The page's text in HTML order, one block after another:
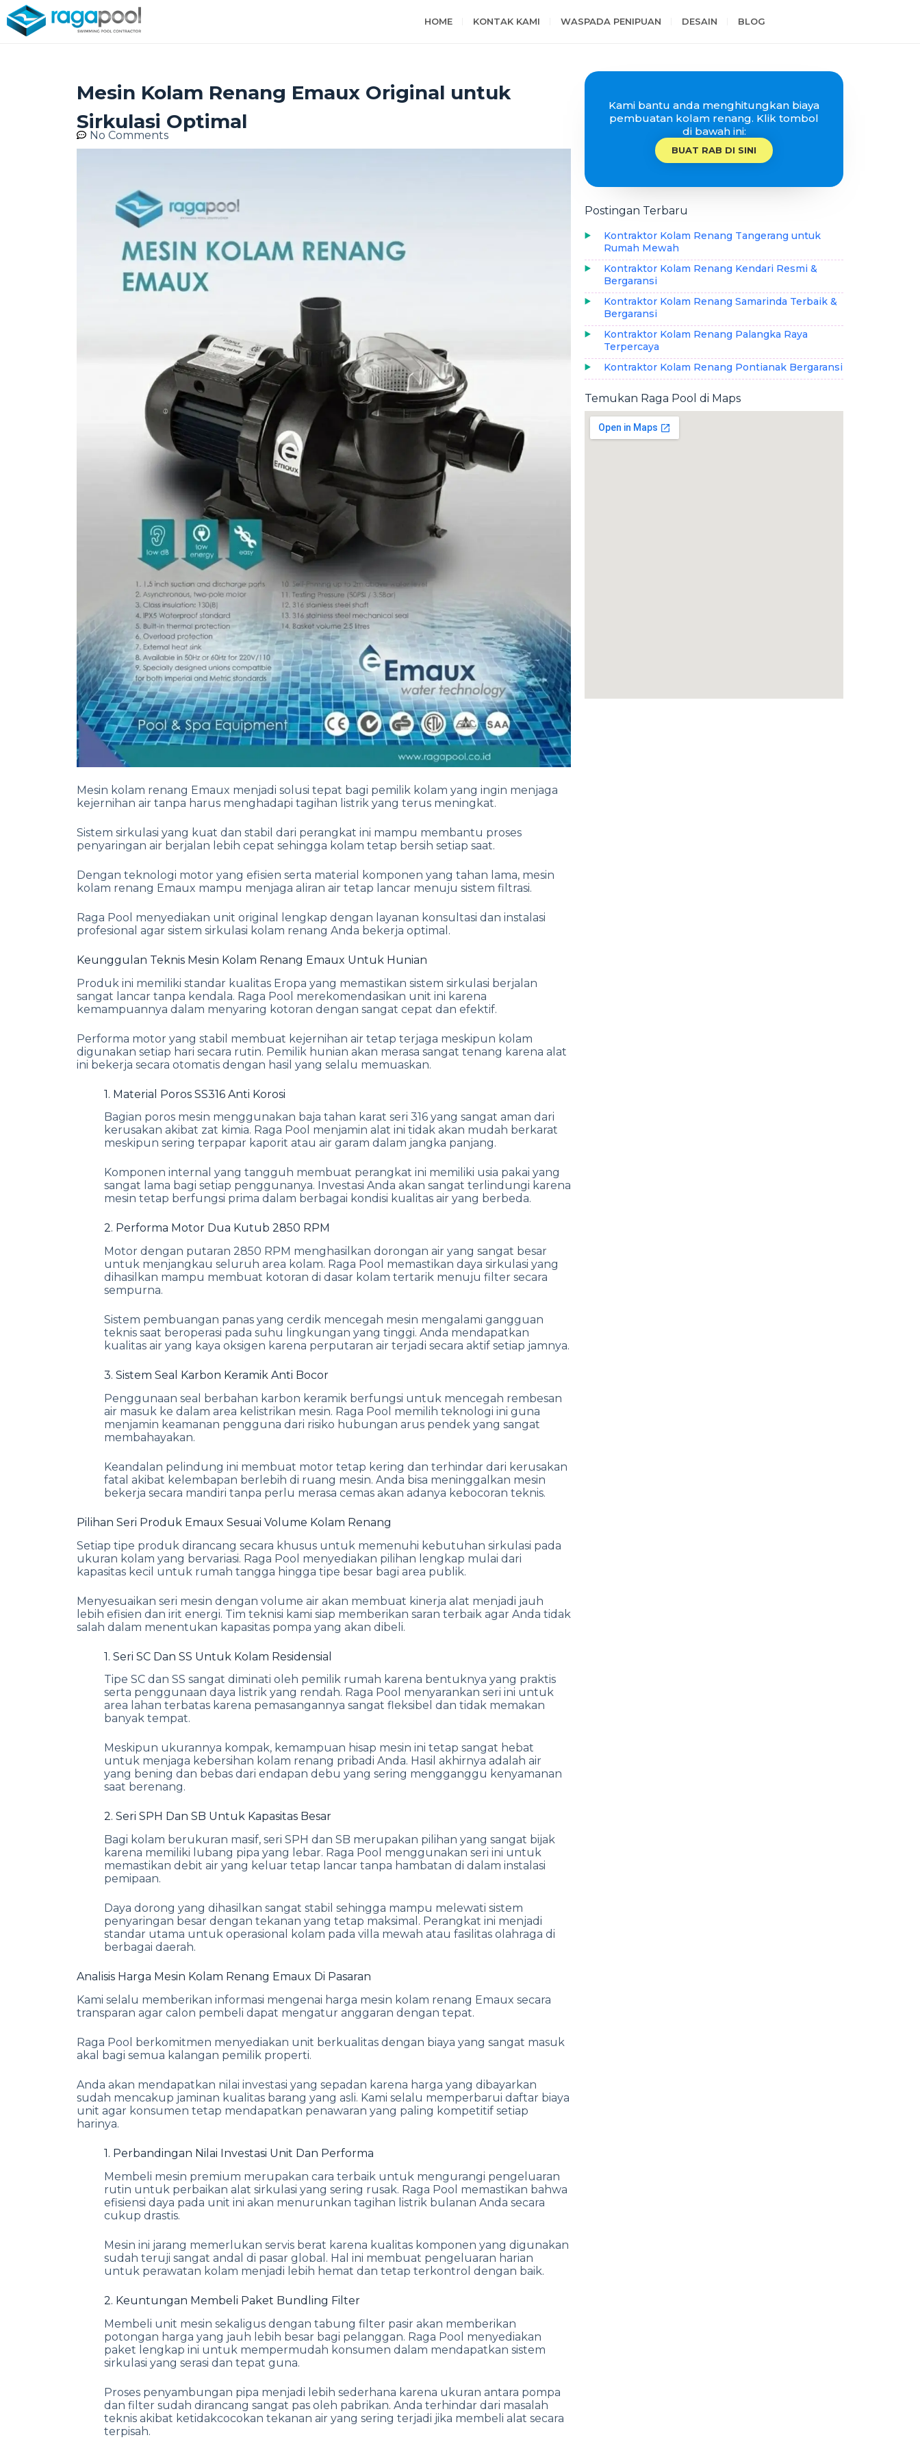
HOME KONTAK KAMI WASPADA PENIPUAN DESAIN BLOG
Mesin Kolam Renang Emaux Original untuk
Sirkulasi Optimal
No Comments
Mesin kolam renang Emaux menjadi solusi tepat bagi pemilik kolam yang ingin menjaga
kejernihan air tanpa harus menghadapi tagihan listrik yang terus meningkat.
Sistem sirkulasi yang kuat dan stabil dari perangkat ini mampu membantu proses
penyaringan air berjalan lebih cepat sehingga kolam tetap bersih setiap saat.
Dengan teknologi motor yang efisien serta material komponen yang tahan lama, mesin
kolam renang Emaux mampu menjaga aliran air tetap lancar menuju sistem filtrasi.
Raga Pool menyediakan unit original lengkap dengan layanan konsultasi dan instalasi
profesional agar sistem sirkulasi kolam renang Anda bekerja optimal.
Keunggulan Teknis Mesin Kolam Renang Emaux Untuk Hunian
Produk ini memiliki standar kualitas Eropa yang memastikan sistem sirkulasi berjalan
sangat lancar tanpa kendala. Raga Pool merekomendasikan unit ini karena
kemampuannya dalam menyaring kotoran dengan sangat cepat dan efektif.
Performa motor yang stabil membuat kejernihan air tetap terjaga meskipun kolam
digunakan setiap hari secara rutin. Pemilik hunian akan merasa sangat tenang karena alat
ini bekerja secara otomatis dengan hasil yang selalu memuaskan.
1. Material Poros SS316 Anti Korosi
Bagian poros mesin menggunakan baja tahan karat seri 316 yang sangat aman dari
kerusakan akibat zat kimia. Raga Pool menjamin alat ini tidak akan mudah berkarat
meskipun sering terpapar kaporit atau air garam dalam jangka panjang.
Komponen internal yang tangguh membuat perangkat ini memiliki usia pakai yang
sangat lama bagi setiap penggunanya. Investasi Anda akan sangat terlindungi karena
mesin tetap berfungsi prima dalam berbagai kondisi kualitas air yang berbeda.
2. Performa Motor Dua Kutub 2850 RPM
Motor dengan putaran 2850 RPM menghasilkan dorongan air yang sangat besar
untuk menjangkau seluruh area kolam. Raga Pool memastikan daya sirkulasi yang
dihasilkan mampu membuat kotoran di dasar kolam tertarik menuju filter secara
sempurna.
Sistem pembuangan panas yang cerdik mencegah mesin mengalami gangguan
teknis saat beroperasi pada suhu lingkungan yang tinggi. Anda mendapatkan
kualitas air yang kaya oksigen karena perputaran air terjadi secara aktif setiap jamnya.
3. Sistem Seal Karbon Keramik Anti Bocor
Penggunaan seal berbahan karbon keramik berfungsi untuk mencegah rembesan
air masuk ke dalam area kelistrikan mesin. Raga Pool memilih teknologi ini guna
menjamin keamanan pengguna dari risiko hubungan arus pendek yang sangat
membahayakan.
Keandalan pelindung ini membuat motor tetap kering dan terhindar dari kerusakan
fatal akibat kelembapan berlebih di ruang mesin. Anda bisa meninggalkan mesin
bekerja secara mandiri tanpa perlu merasa cemas akan adanya kebocoran teknis.
Pilihan Seri Produk Emaux Sesuai Volume Kolam Renang
Setiap tipe produk dirancang secara khusus untuk memenuhi kebutuhan sirkulasi pada
ukuran kolam yang bervariasi. Raga Pool menyediakan pilihan lengkap mulai dari
kapasitas kecil untuk rumah tangga hingga tipe besar bagi area publik.
Menyesuaikan seri mesin dengan volume air akan membuat kinerja alat menjadi jauh
lebih efisien dan irit energi. Tim teknisi kami siap memberikan saran terbaik agar Anda tidak
salah dalam menentukan kapasitas pompa yang akan dibeli.
1. Seri SC Dan SS Untuk Kolam Residensial
Tipe SC dan SS sangat diminati oleh pemilik rumah karena bentuknya yang praktis
serta penggunaan daya listrik yang rendah. Raga Pool menyarankan seri ini untuk
area lahan terbatas karena pemasangannya sangat fleksibel dan tidak memakan
banyak tempat.
Meskipun ukurannya kompak, kemampuan hisap mesin ini tetap sangat hebat
untuk menjaga kebersihan kolam renang pribadi Anda. Hasil akhirnya adalah air
yang bening dan bebas dari endapan debu yang sering mengganggu kenyamanan
saat berenang.
2. Seri SPH Dan SB Untuk Kapasitas Besar
Bagi kolam berukuran masif, seri SPH dan SB merupakan pilihan yang sangat bijak
karena memiliki lubang pipa yang lebar. Raga Pool menggunakan seri ini untuk
memastikan debit air yang keluar tetap lancar tanpa hambatan di dalam instalasi
pemipaan.
Daya dorong yang dihasilkan sangat stabil sehingga mampu melewati sistem
penyaringan besar dengan tekanan yang tetap maksimal. Perangkat ini menjadi
standar utama untuk operasional kolam pada villa mewah atau fasilitas olahraga di
berbagai daerah.
Analisis Harga Mesin Kolam Renang Emaux Di Pasaran
Kami selalu memberikan informasi mengenai harga mesin kolam renang Emaux secara
transparan agar calon pembeli dapat mengatur anggaran dengan tepat.
Raga Pool berkomitmen menyediakan unit berkualitas dengan biaya yang sangat masuk
akal bagi semua kalangan pemilik properti.
Anda akan mendapatkan nilai investasi yang sepadan karena harga yang dibayarkan
sudah mencakup jaminan kualitas barang yang asli. Kami selalu memperbarui daftar biaya
unit agar konsumen tetap mendapatkan penawaran yang paling kompetitif setiap
harinya.
1. Perbandingan Nilai Investasi Unit Dan Performa
Membeli mesin premium merupakan cara terbaik untuk mengurangi pengeluaran
rutin untuk perbaikan alat sirkulasi yang sering rusak. Raga Pool memastikan bahwa
efisiensi daya pada unit ini akan menurunkan tagihan listrik bulanan Anda secara
cukup drastis.
Mesin ini jarang memerlukan servis berat karena kualitas komponen yang digunakan
sudah teruji sangat andal di pasar global. Hal ini membuat pengeluaran harian
untuk perawatan kolam menjadi lebih hemat dan tetap terkontrol dengan baik.
2. Keuntungan Membeli Paket Bundling Filter
Membeli unit mesin sekaligus dengan tabung filter pasir akan memberikan
potongan harga yang jauh lebih besar bagi pelanggan. Raga Pool menyediakan
paket lengkap ini untuk mempermudah konsumen dalam mendapatkan sistem
sirkulasi yang serasi dan tepat guna.
Proses penyambungan pipa menjadi lebih sederhana karena ukuran antara pompa
dan filter sudah dirancang sangat pas oleh pabrikan. Anda terhindar dari masalah
teknis akibat ketidakcocokan tekanan air yang sering terjadi jika membeli alat secara
terpisah.
Kami bantu anda menghitungkan biaya
pembuatan kolam renang. Klik tombol
di bawah ini:
BUAT RAB DI SINI
Postingan Terbaru
Kontraktor Kolam Renang Tangerang untuk
Rumah Mewah
Kontraktor Kolam Renang Kendari Resmi &
Bergaransi
Kontraktor Kolam Renang Samarinda Terbaik &
Bergaransi
Kontraktor Kolam Renang Palangka Raya
Terpercaya
Kontraktor Kolam Renang Pontianak Bergaransi
Temukan Raga Pool di Maps